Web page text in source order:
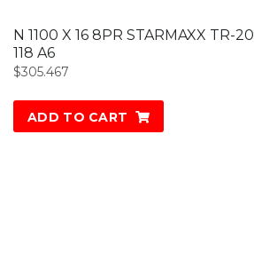
N 1100 X 16 8PR STARMAXX TR-20
118 A6
$305.467
ADD TO CART